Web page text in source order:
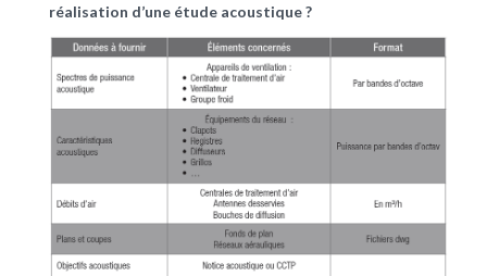
réalisation d’une étude acoustique ?